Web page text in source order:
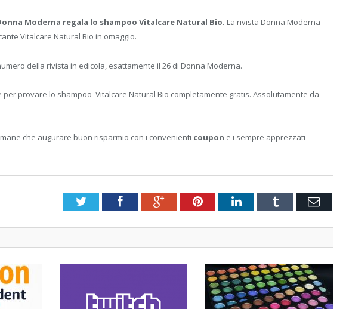
Moderna regala lo shampoo Vitalcare Natural Bio. La rivista Donna Moderna
Vitalcare Natural Bio in omaggio.
della rivista in edicola, esattamente il 26 di Donna Moderna.
per provare lo shampoo Vitalcare Natural Bio completamente gratis. Assolutamente da
che augurare buon risparmio con i convenienti coupon e i sempre apprezzati
TwitterFacebookGoogle+PinterestLinkedInTumblr Email